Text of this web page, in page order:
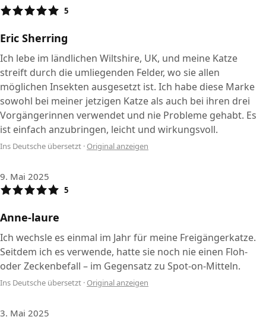
5
Eric Sherring
Ich lebe im ländlichen Wiltshire, UK, und meine Katze
streift durch die umliegenden Felder, wo sie allen
möglichen Insekten ausgesetzt ist. Ich habe diese Marke
sowohl bei meiner jetzigen Katze als auch bei ihren drei
Vorgängerinnen verwendet und nie Probleme gehabt. Es
ist einfach anzubringen, leicht und wirkungsvoll.
Ins Deutsche übersetzt · Original anzeigen
9. Mai 2025
5
Anne-laure
Ich wechsle es einmal im Jahr für meine Freigängerkatze.
Seitdem ich es verwende, hatte sie noch nie einen Floh-
oder Zeckenbefall – im Gegensatz zu Spot-on-Mitteln.
Ins Deutsche übersetzt · Original anzeigen
3. Mai 2025